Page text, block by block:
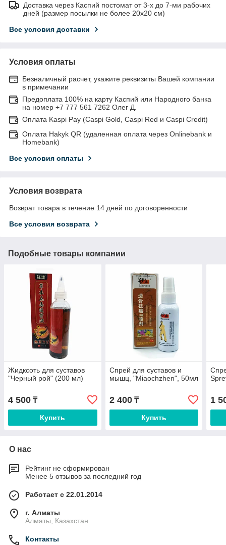
Доставка через Каспий постомат от 3-х до 7-ми рабочих
дней (размер посылки не более 20х20 см)
Все условия доставки
Условия оплаты
Безналичный расчет, укажите реквизиты Вашей компании
в примечании
Предоплата 100% на карту Каспий или Народного банка
на номер +7 777 561 7262 Олег Д.
Оплата Kaspi Pay (Caspi Gold, Caspi Red и Caspi Credit)
Оплата Hakyk QR (удаленная оплата через Onlinebank и
Homebank)
Все условия оплаты
Условия возврата
Возврат товара в течение 14 дней по договоренности
Все условия возврата
Подобные товары компании
Жидксоть для суставов
"Черный рой" (200 мл)
4 500 ₸
Купить
Спрей для суставов и
мышц, "Miaochzhen", 50мл
2 400₸
Купить
1
О нас
Рейтинг не сформирован
Менее 5 отзывов за последний год
Работает с 22.01.2014
г. Алматы
Алматы, Казахстан
Контакты